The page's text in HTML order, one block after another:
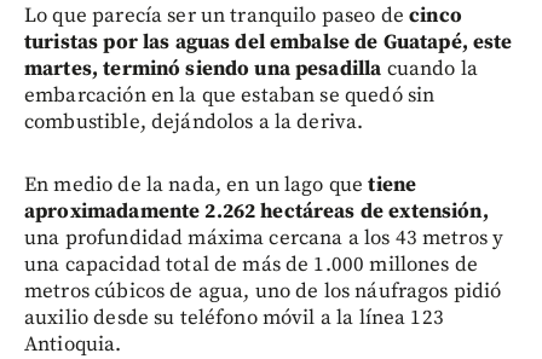
Lo que parecía ser un tranquilo paseo decinco
turistas por las aguas del embalse de Guatapé, este
martes, terminó siendo una pesadilla cuando la
embarcación en la que estaban se quedó sin
combustible, dejándolos a la deriva.
En medio de la nada, en un lago quetiene
aproximadamente 2.262 hectáreas de extensión,
una profundidad máxima cercana a los 43 metros y
una capacidad total de más de 1.000 millones de
metros cúbicos de agua, uno de los náufragos pidió
auxilio desde su teléfono móvil a la línea 123
Antioquia.